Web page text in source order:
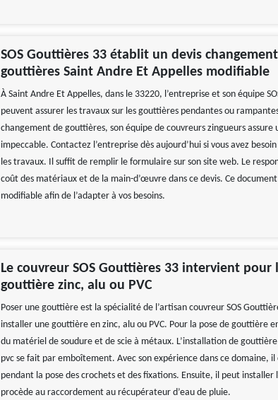
SOS Gouttières 33 établit un devis
gouttières Saint Andre Et Appelles modifiable
À Saint Andre Et Appelles, dans le 33220, l’entreprise et son équipe
peuvent assurer les travaux sur les gouttières pendantes ou
changement de gouttières, son équipe de couvreurs zingueurs assure
impeccable. Contactez l’entreprise dès aujourd’hui si vous avez
les travaux. Il suffit de remplir le formulaire sur son site web. Le
coût des matériaux et de la main-d’œuvre dans ce devis. Ce
modifiable afin de l’adapter à vos besoins.
Le couvreur SOS Gouttières 33 intervient pour
gouttière zinc, alu ou PVC
Poser une gouttière est la spécialité de l’artisan couvreur SOS
installer une gouttière en zinc, alu ou PVC. Pour la pose de gouttière
du matériel de soudure et de scie à métaux. L’installation de
pvc se fait par emboîtement. Avec son expérience dans ce domaine, il
pendant la pose des crochets et des fixations. Ensuite, il peut installer
procède au raccordement au récupérateur d’eau de pluie.